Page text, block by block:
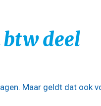
deel
Maar geldt dat ook